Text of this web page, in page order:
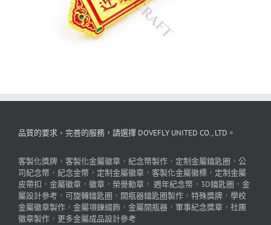
品質的要求、完善的服務，請選擇 DOVEFLY UNITED CO., LTD。
客製化獎牌 ， 客製化金屬徽章 ， 紀念幣製作 ， 定制金屬鑰匙圈 ， 公
司紀念幣 ， 紀念金幣 ， 定制金屬徽章 ， 客製化金屬徽標 ， 定制金屬
皮帶扣 ， 金屬徽章 ， 徽章 ， 榮譽勳章 ， 週年紀念幣 ， 3D鑰匙圈 ， 金
屬設計參考 ， 可旋轉鑰匙圈 ， 開瓶器鑰匙圈製作 ， 特殊獎牌 ， 學校
金屬徽章製作 ， 金屬項鍊綴飾 ， 金屬開瓶器 ， 軍事紀念獎章 ， 社團
徽章製作 ， 更多金屬成品設計參考